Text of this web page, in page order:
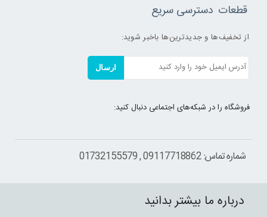
قطعات دسترسی سریع
از تخفیف‌ها و جدیدترین‌ها باخبر شوید:
ارسال
فروشگاه را در شبکه‌های اجتماعی دنبال کنید:
شماره تماس: 09117718862 , 01732155579
درباره ما بیشتر بدانید